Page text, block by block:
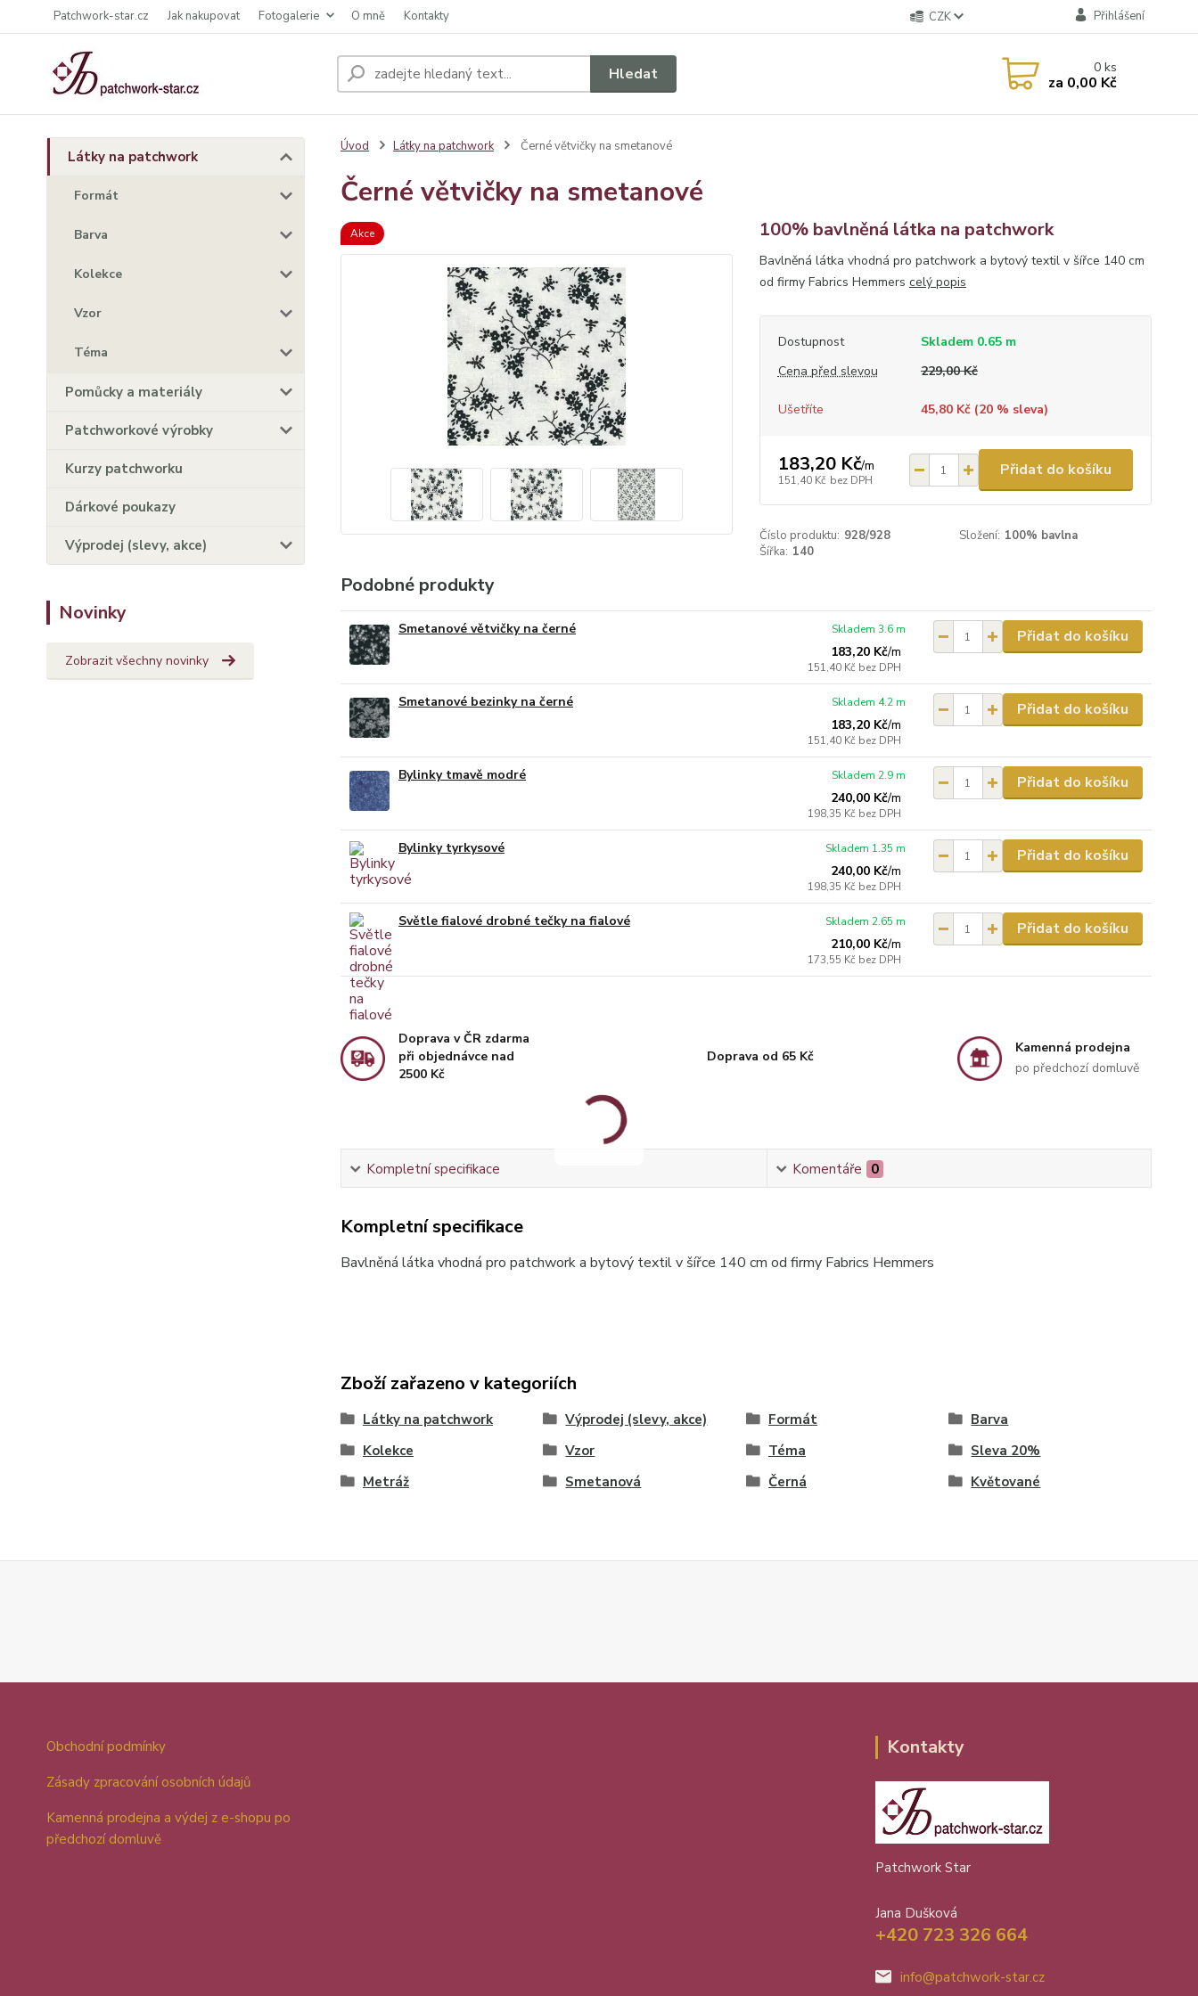
Patchwork-star.cz Jak nakupovat Fotogalerie O mně Kontakty CZK Přihlášení
Hledat 0ks
za 0,00 Kč
Látky na patchwork
Formát
Barva
Kolekce
Vzor
Téma
Pomůcky a materiály
Patchworkové výrobky
Kurzy patchworku
Dárkové poukazy
Výprodej (slevy, akce)
Novinky
Zobrazit všechny novinky
Úvod Látky na patchwork Černé větvičky na smetanové
Černé větvičky na smetanové
Akce 100% bavlněná látka na patchwork
Bavlněná látka vhodná pro patchwork a bytový textil v šířce 140 cm
od firmy Fabrics Hemmers celý popis
Dostupnost
Skladem 0.65 m
Cena před slevou
229,00 Kč
Ušetříte 45,80 Kč (20% sleva)
183,20 Kč/m
151,40 Kč bez DPH
Přidat do košíku
Číslo produktu: 928/928 Složení: 100% bavlna
Šířka: 140
Podobné produkty
Smetanové větvičky na černé
183,20 Kč/m
151,40 Kč bez DPH
Skladem 3.6 m Přidat do košíku
Smetanové bezinky na černé
183,20 Kč/m
151,40 Kč bez DPH
Skladem 4.2 m Přidat do košíku
Bylinky tmavě modré
240,00 Kč/m
198,35 Kč bez DPH
Skladem 2.9 m Přidat do košíku
Bylinky tyrkysové
240,00 Kč/m
198,35 Kč bez DPH
Skladem 1.35 m Přidat do košíku
Světle fialové drobné tečky na fialové
210,00 Kč/m
173,55 Kč bez DPH
Skladem 2.65 m Přidat do košíku
Doprava v ČR zdarma
při objednávce nad
2500 Kč
Doprava od 65 Kč
Kamenná prodejna
po předchozí domluvě
Kompletní specifikace Komentáře 0
Kompletní specifikace
Bavlněná látka vhodná pro patchwork a bytový textil v šířce 140 cm od firmy Fabrics Hemmers
Zboží zařazeno v kategoriích
Látky na patchwork Výprodej (slevy, akce) Formát
Barva
Kolekce
Vzor Téma
Sleva 20%
Metráž
Smetanová Černá Květované
Obchodní podmínky
Zásady zpracování osobních údajů
Kamenná prodejna a výdej z e-shopu po
předchozí domluvě
Kontakty
Patchwork Star
Jana Dušková
+420 723 326 664
info@patchwork-star.cz